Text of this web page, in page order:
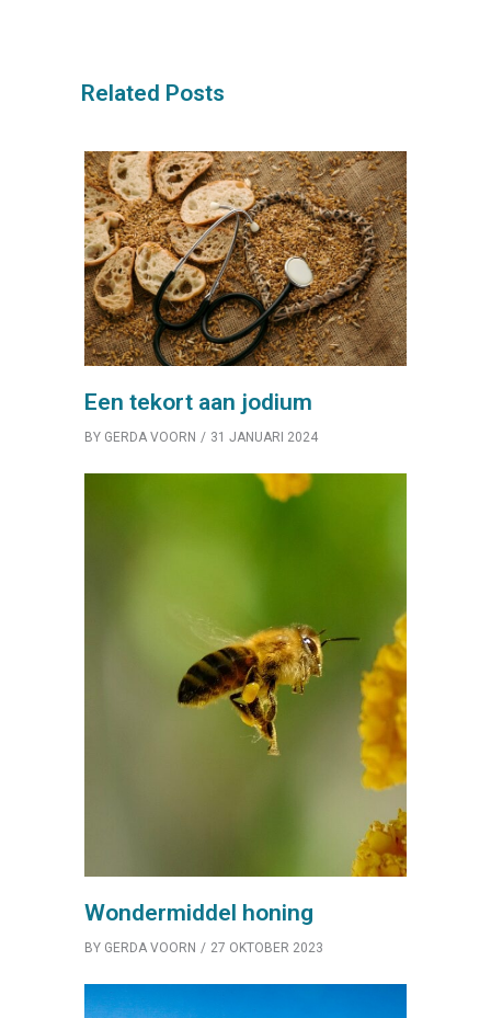
Related Posts
Een tekort aan jodium
BY GERDA VOORN 31 JANUARI 2024
Wondermiddel honing
BY GERDA VOORN 27 OKTOBER 2023